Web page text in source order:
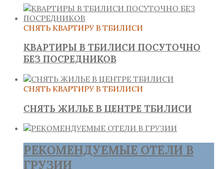
СНЯТЬ КВАРТИРУ В ТБИЛИСИ
КВАРТИРЫ В ТБИЛИСИ ПОСУТОЧНО
БЕЗ ПОСРЕДНИКОВ
СНЯТЬ КВАРТИРУ В ТБИЛИСИ
СНЯТЬ ЖИЛЬЕ В ЦЕНТРЕ ТБИЛИСИ
РЕКОМЕНДУЕМЫЕ ОТЕЛИ В
ГРУЗИИ